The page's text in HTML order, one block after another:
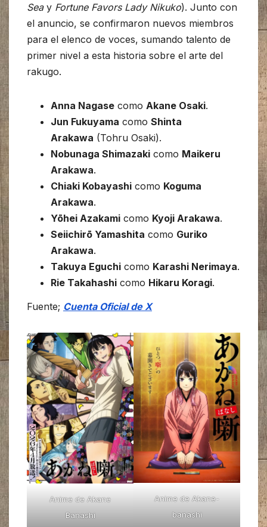
Seay Fortune Favors Lady Nikuko). Junto con
el anuncio, se confirmaron nuevos miembros
para el elenco de voces, sumando talento de
primer nivel a esta historia sobre el arte del
rakugo.
Anna Nagase como Akane Osaki.
Jun Fukuyama como Shinta
Arakawa (Tohru Osaki).
Nobunaga Shimazaki como Maikeru
Arakawa.
Chiaki Kobayashi como Koguma
Arakawa.
Yōhei Azakami como Kyoji Arakawa.
Seiichirō Yamashita como Guriko
Arakawa.
Takuya Eguchi como Karashi Nerimaya.
Rie Takahashi como Hikaru Koragi.
Fuente; Cuenta Oficial de X
Anime de Akane
Banashi
Anime de Akane-
banashi